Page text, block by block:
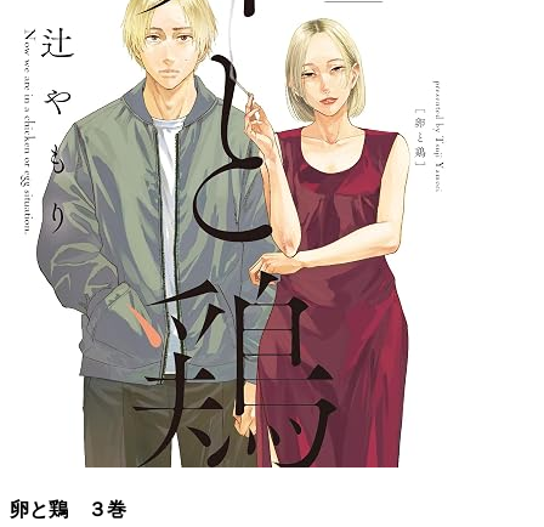
卵と鶏 ３巻